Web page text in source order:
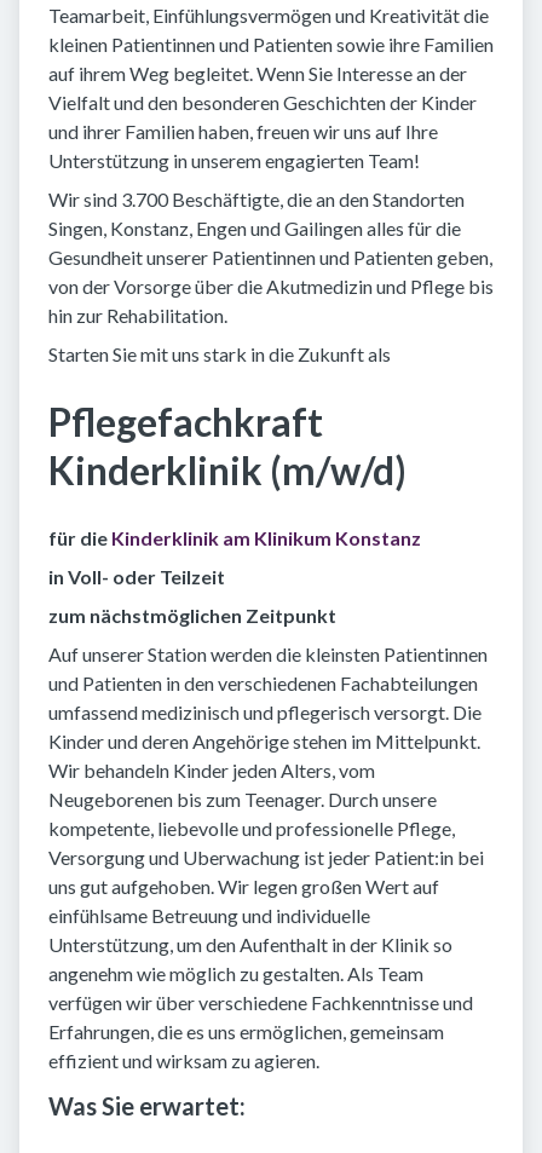
Teamarbeit, Einfühlungsvermögen und Kreativität die
kleinen Patientinnen und Patienten sowie ihre Familien
auf ihrem Weg begleitet. Wenn Sie Interesse an der
Vielfalt und den besonderen Geschichten der Kinder
und ihrer Familien haben, freuen wir uns auf Ihre
Unterstützung in unserem engagierten Team!
Wir sind 3.700 Beschäftigte, die an den Standorten
Singen, Konstanz, Engen und Gailingen alles für die
Gesundheit unserer Patientinnen und Patienten geben,
von der Vorsorge über die Akutmedizin und Pflege bis
hin zur Rehabilitation.
Starten Sie mit uns stark in die Zukunft als
Pflegefachkraft
Kinderklinik (m/w/d)
für die Kinderklinik am Klinikum Konstanz
in Voll- oder Teilzeit
zum nächstmöglichen Zeitpunkt
Auf unserer Station werden die kleinsten Patientinnen
und Patienten in den verschiedenen Fachabteilungen
umfassend medizinisch und pflegerisch versorgt. Die
Kinder und deren Angehörige stehen im Mittelpunkt.
Wir behandeln Kinder jeden Alters, vom
Neugeborenen bis zum Teenager. Durch unsere
kompetente, liebevolle und professionelle Pflege,
Versorgung und Uberwachung ist jeder Patient:in bei
uns gut aufgehoben. Wir legen großen Wert auf
einfühlsame Betreuung und individuelle
Unterstützung, um den Aufenthalt in der Klinik so
angenehm wie möglich zu gestalten. Als Team
verfügen wir über verschiedene Fachkenntnisse und
Erfahrungen, die es uns ermöglichen, gemeinsam
effizient und wirksam zu agieren.
Was Sie erwartet: